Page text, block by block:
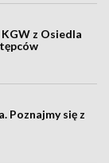
z Osiedla
Poznajmy się z